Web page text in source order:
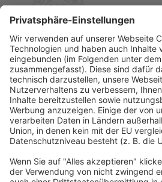
Rechtliches
Allgemeine Geschäftsbedingungen
Widerrufsbelehrung
Datenschutzerklärung
Barrierefreiheitserklärung
Impressum
Newsletter